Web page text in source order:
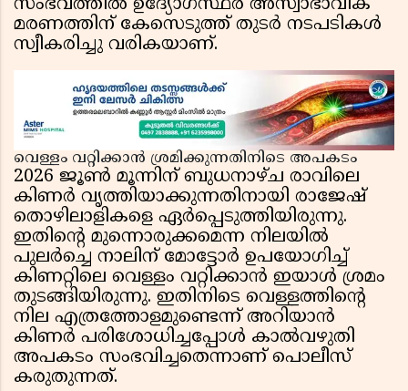
സംഭവത്തിൽ ഉദ്യോഗസ്ഥർ അസ്വാഭാവിക
മരണത്തിന് കേസെടുത്ത് തുടർ നടപടികൾ
സ്വീകരിച്ചു വരികയാണ്.
വെള്ളം വറ്റിക്കാൻ ശ്രമിക്കുന്നതിനിടെ അപകടം
2026 ജൂൺ മൂന്നിന് ബുധനാഴ്ച രാവിലെ
കിണർ വൃത്തിയാക്കുന്നതിനായി രാജേഷ്
തൊഴിലാളികളെ ഏർപ്പെടുത്തിയിരുന്നു.
ഇതിന്റെ മുന്നൊരുക്കമെന്ന നിലയിൽ
പുലർച്ചെ നാലിന് മോട്ടോർ ഉപയോഗിച്ച്
കിണറ്റിലെ വെള്ളം വറ്റിക്കാൻ ഇയാൾ ശ്രമം
തുടങ്ങിയിരുന്നു. ഇതിനിടെ വെള്ളത്തിന്റെ
നില എത്രത്തോളമുണ്ടെന്ന് അറിയാൻ
കിണർ പരിശോധിച്ചപ്പോള്‍ കാൽവഴുതി
അപകടം സംഭവിച്ചതെന്നാണ് പൊലീസ്
കരുതുന്നത്.